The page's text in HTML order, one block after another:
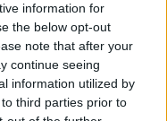
information for
the below opt-out
note that after your
continue seeing
information utilized by
third parties prior to